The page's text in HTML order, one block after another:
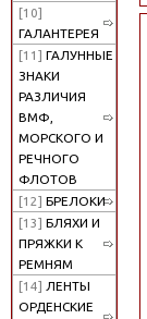
[10]
ГАЛАНТЕРЕЯ
[11] ГАЛУННЫЕ
ЗНАКИ
РАЗЛИЧИЯ
ВМФ,
МОРСКОГО И
РЕЧНОГО
ФЛОТОВ
[12] БРЕЛОКИ
[13] БЛЯХИ И
ПРЯЖКИ К
РЕМНЯМ
[14] ЛЕНТЫ
ОРДЕНСКИЕ